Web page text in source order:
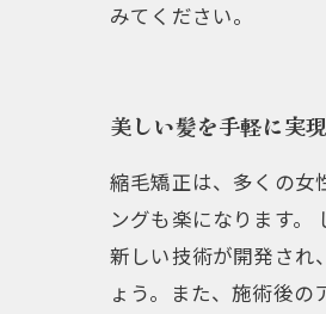
みてください。
美しい髪を手軽に実現
縮毛矯正は、多くの女
ングも楽になります。
新しい技術が開発され
ょう。また、施術後